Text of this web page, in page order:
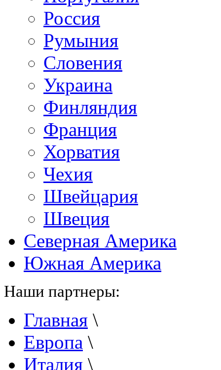
Россия
Румыния
Словения
Украина
Финляндия
Франция
Хорватия
Чехия
Швейцария
Швеция
Северная Америка
Южная Америка
Наши партнеры:
Главная \
Европа \
Италия \